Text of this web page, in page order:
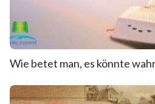
Wie betet man, es könnte